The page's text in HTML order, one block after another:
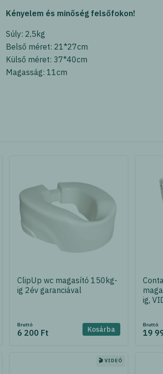
Kényelem és minőség felsőfokon!
Súly: 2,5kg
Belső méret: 21*27cm
Külső méret: 37*40cm
Magasság: 11cm
ClipUp wc magasító 150kg-
ig 2év garanciával
Bruttó
6 200 Ft Kosárba
ig,
Bruttó
19
🎬 VIDEÓ